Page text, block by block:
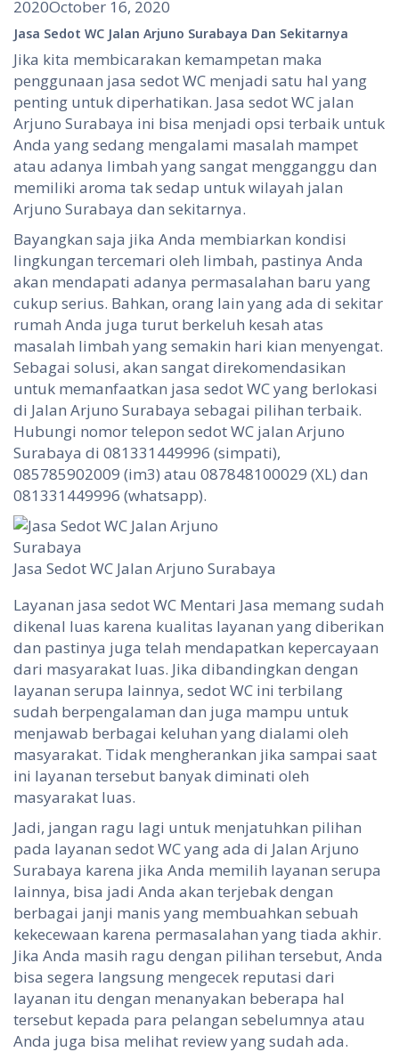
2020October 16, 2020
Jasa Sedot WC Jalan Arjuno Surabaya Dan Sekitarnya
Jika kita membicarakan kemampetan maka
penggunaan jasa sedot WC menjadi satu hal yang
penting untuk diperhatikan. Jasa sedot WC jalan
Arjuno Surabaya ini bisa menjadi opsi terbaik untuk
Anda yang sedang mengalami masalah mampet
atau adanya limbah yang sangat mengganggu dan
memiliki aroma tak sedap untuk wilayah jalan
Arjuno Surabaya dan sekitarnya.
Bayangkan saja jika Anda membiarkan kondisi
lingkungan tercemari oleh limbah, pastinya Anda
akan mendapati adanya permasalahan baru yang
cukup serius. Bahkan, orang lain yang ada di sekitar
rumah Anda juga turut berkeluh kesah atas
masalah limbah yang semakin hari kian menyengat.
Sebagai solusi, akan sangat direkomendasikan
untuk memanfaatkan jasa sedot WC yang berlokasi
di Jalan Arjuno Surabaya sebagai pilihan terbaik.
Hubungi nomor telepon sedot WC jalan Arjuno
Surabaya di 081331449996 (simpati),
085785902009 (im3) atau 087848100029 (XL) dan
081331449996 (whatsapp).
Jasa Sedot WC Jalan Arjuno Surabaya
Layanan jasa sedot WC Mentari Jasa memang sudah
dikenal luas karena kualitas layanan yang diberikan
dan pastinya juga telah mendapatkan kepercayaan
dari masyarakat luas. Jika dibandingkan dengan
layanan serupa lainnya, sedot WC ini terbilang
sudah berpengalaman dan juga mampu untuk
menjawab berbagai keluhan yang dialami oleh
masyarakat. Tidak mengherankan jika sampai saat
ini layanan tersebut banyak diminati oleh
masyarakat luas.
Jadi, jangan ragu lagi untuk menjatuhkan pilihan
pada layanan sedot WC yang ada di Jalan Arjuno
Surabaya karena jika Anda memilih layanan serupa
lainnya, bisa jadi Anda akan terjebak dengan
berbagai janji manis yang membuahkan sebuah
kekecewaan karena permasalahan yang tiada akhir.
Jika Anda masih ragu dengan pilihan tersebut, Anda
bisa segera langsung mengecek reputasi dari
layanan itu dengan menanyakan beberapa hal
tersebut kepada para pelangan sebelumnya atau
Anda juga bisa melihat review yang sudah ada.